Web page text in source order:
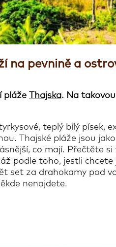
na pevnině a
pláže Thajska. Na
teplý bílý písek,
Thajské pláže jsou
co mají. Přečtěte
podle toho, jestli chcete
set za drahokamy pod
nenajdete.